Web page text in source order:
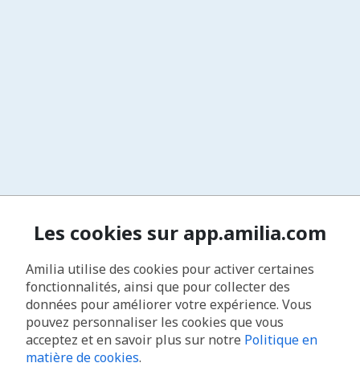
Les cookies sur app.amilia.com
Amilia utilise des cookies pour activer certaines
fonctionnalités, ainsi que pour collecter des
données pour améliorer votre expérience. Vous
pouvez personnaliser les cookies que vous
acceptez et en savoir plus sur notre Politique en
matière de cookies.